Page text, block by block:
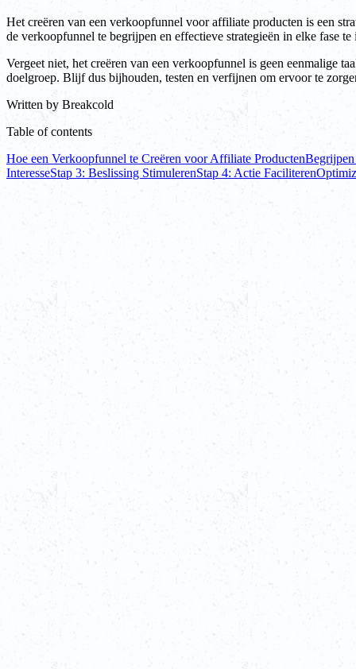
Het creëren van een verkoopfunnel voor affiliate producten is een
de verkoopfunnel te begrijpen en effectieve strategieën in elke fase
Vergeet niet, het creëren van een verkoopfunnel is geen eenmalige
doelgroep. Blijf dus bijhouden, testen en verfijnen om ervoor te
Written by Breakcold
Table of contents
Hoe een Verkoopfunnel te Creëren voor Affiliate Producten
InteresseStap 3: Beslissing StimulerenStap 4: Actie Faciliteren